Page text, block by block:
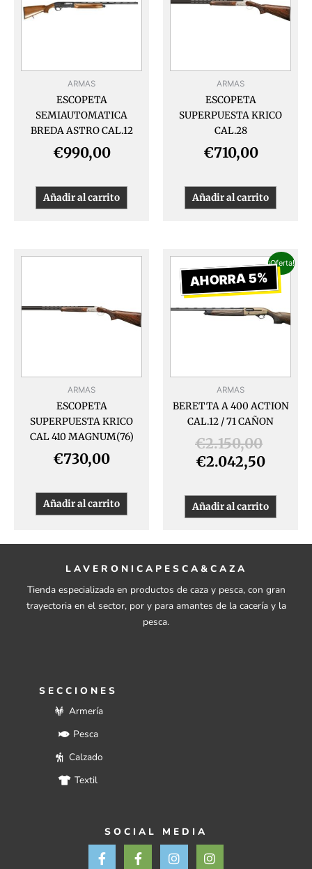
ARMAS
ESCOPETA
SEMIAUTOMATICA
BREDA ASTRO CAL.12
€990,00
Añadir al carrito
ARMAS
ESCOPETA
SUPERPUESTA KRICO
CAL.28
€710,00
Añadir al carrito
ARMAS
ESCOPETA
SUPERPUESTA KRICO
CAL 410 MAGNUM(76)
€730,00
Añadir al carrito
¡Oferta!
AHORRA 5%
ARMAS
BERETTA A 400 ACTION
CAL.12 / 71 CAÑON
€2.150,00
El
precio
era:
€2.042,50
El
precio
actual
es:
Añadir al carrito
LAVERONICAPESCA&CAZA
Tienda especializada en productos de caza y pesca, con gran
trayectoria en el sector, por y para amantes de la cacería y la
pesca.
SECCIONES
Armería
Pesca
Calzado
Textil
SOCIAL MEDIA
F
a
F
a
I
n
I
n